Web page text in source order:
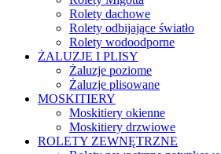
Rolety dachowe
Rolety odbijające światło
Rolety wodoodporne
ŻALUZJE I PLISY
Żaluzje poziome
Żaluzje plisowane
MOSKITIERY
Moskitiery okienne
Moskitiery drzwiowe
ROLETY ZEWNĘTRZNE